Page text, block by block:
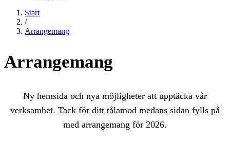
Start
/
Arrangemang
Arrangemang
Ny hemsida och nya möjligheter att upptäcka vår
verksamhet. Tack för ditt tålamod medans sidan fylls på
med arrangemang för 2026.